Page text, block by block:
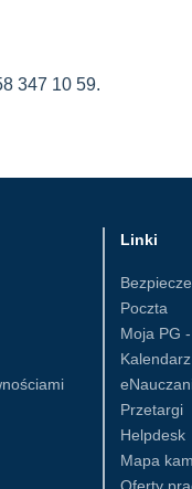
347 10 59.
Linki
Poczta
Moja PG
Przetargi
Helpdesk
Mapa